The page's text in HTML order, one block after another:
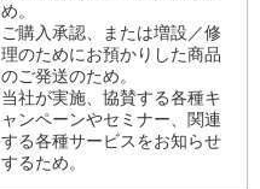
め。
ご購入承認、または増設／修
理のためにお預かりした商品
のご発送のため。
当社が実施、協賛する各種キ
ャンペーンやセミナー、関連
する各種サービスをお知らせ
するため。